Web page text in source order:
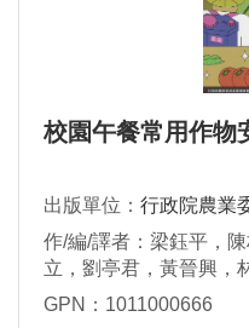
校園午餐常用作物
出版單位： 行政院農業
作/編/譯者：梁鈺平，
立，劉亭君，黃晉興，
韋震，陳昇寬，吳雅芳
GPN：1011000666